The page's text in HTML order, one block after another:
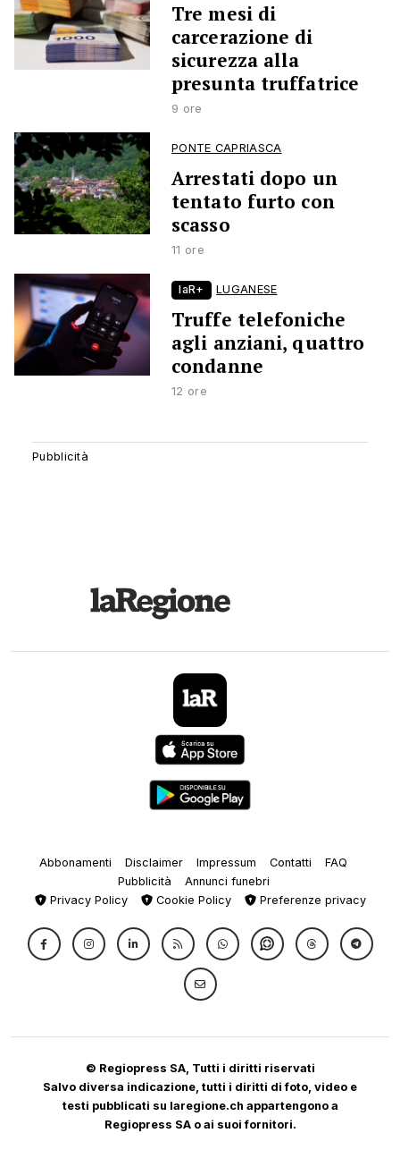
Tre mesi di
carcerazione di
sicurezza alla
presunta truffatrice
9 ore
PONTE CAPRIASCA
Arrestati dopo un
tentato furto con
scasso
11 ore
laR+ LUGANESE
Truffe telefoniche
agli anziani, quattro
condanne
12 ore
Abbonamenti Disclaimer Impressum Contatti
FAQ
Pubblicità
Annunci funebri
Privacy Policy
Cookie Policy Preferenze privacy
© Regiopress SA, Tutti i diritti riservati
Salvo diversa indicazione, tutti i diritti di foto, video e
testi pubblicati su laregione.ch appartengono a
Regiopress SA o ai suoi fornitori.